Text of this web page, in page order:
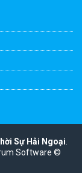
Sự Hải Ngoại
Software ©